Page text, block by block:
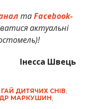
таFacebook-
актуальні
Інесса Швець
ГАЙ ДИТЯЧИХ СНІВ
МАРКУШИН